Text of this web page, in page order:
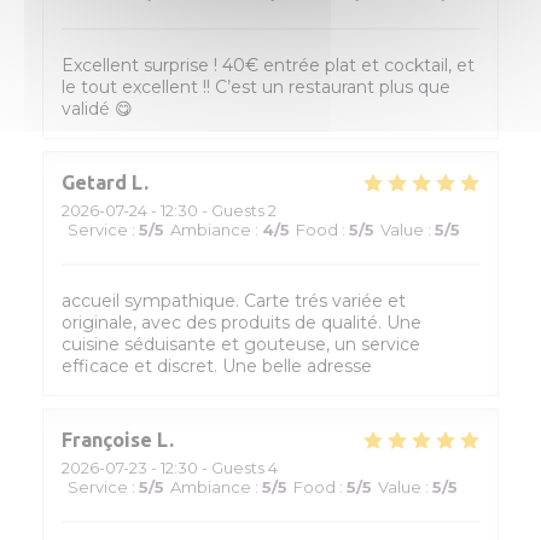
Excellent surprise ! 40€ entrée plat et cocktail, et
le tout excellent !! C’est un restaurant plus que
validé 😋
Getard L
2026-07-24 - 12:30 - Guests 2
Service : 5/5 Ambiance : 4/5 Food : 5/5 Value : 5/5
accueil sympathique. Carte trés variée et
originale, avec des produits de qualité. Une
cuisine séduisante et gouteuse, un service
efficace et discret. Une belle adresse
Françoise L
2026-07-23 - 12:30 - Guests 4
Service : 5/5 Ambiance : 5/5 Food : 5/5 Value : 5/5